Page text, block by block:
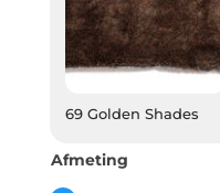
69 Golden Shades
69 Golden Shades
Afmeting